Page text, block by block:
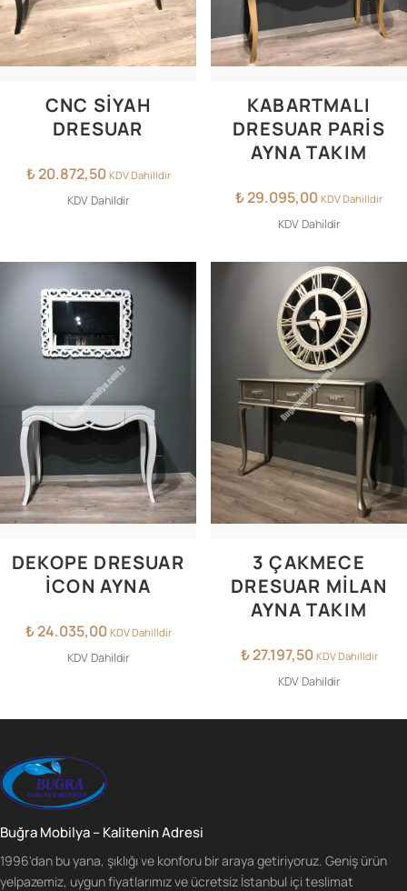
CNC SİYAH
DRESUAR
₺20.872,50 KDV Dahilldir
KDV Dahildir
KABARTMALI
DRESUAR PARİS
AYNA TAKIM
₺29.095,00 KDV Dahilldir
KDV Dahildir
DEKOPE DRESUAR
İCON AYNA
₺24.035,00 KDV Dahilldir
KDV Dahildir
3 ÇAKMECE
DRESUAR MİLAN
AYNA TAKIM
₺27.197,50 KDV Dahilldir
KDV Dahildir
Buğra Mobilya – Kalitenin Adresi
1996'dan bu yana, şıklığı ve konforu bir araya getiriyoruz. Geniş ürün
yelpazemiz, uygun fiyatlarımız ve ücretsiz İstanbul içi teslimat